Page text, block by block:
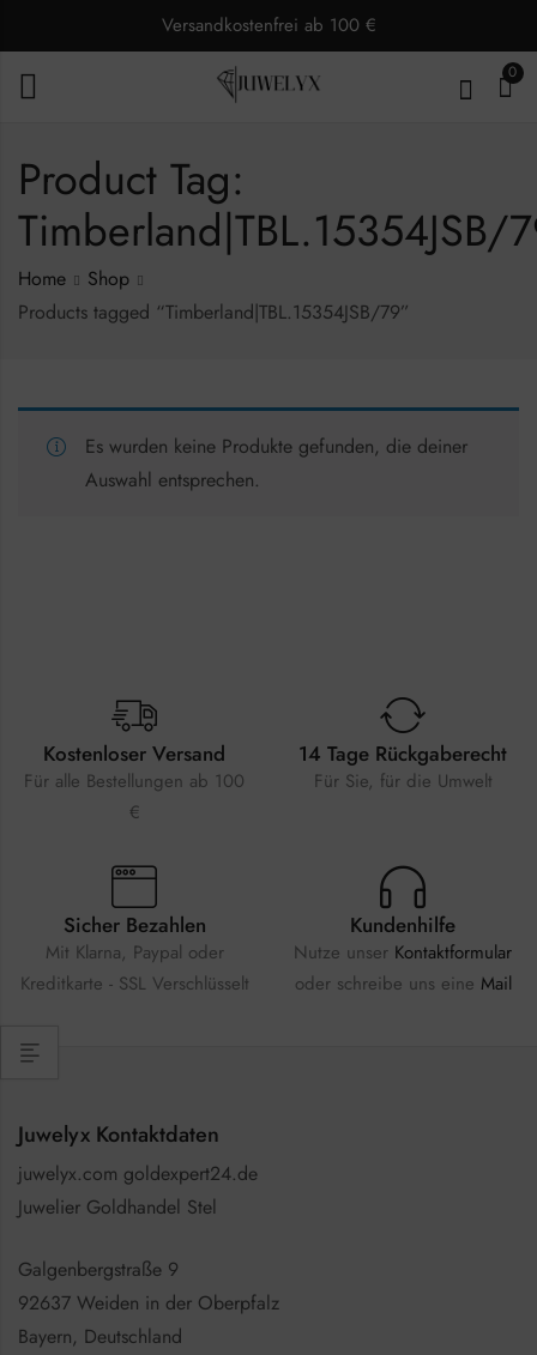
Versandkostenfrei ab 100 €
0
Product Tag:
Timberland|TBL.15354JSB/
Home
Shop
Products tagged “Timberland|TBL.15354JSB/79”
Es wurden keine Produkte gefunden, die deiner
Auswahl entsprechen.
Kostenloser Versand
Für alle Bestellungen ab 100
€
14 Tage Rückgaberecht
Für Sie, für die Umwelt
Sicher Bezahlen
Mit Klarna, Paypal oder
Kreditkarte - SSL Verschlüsselt
Kundenhilfe
Nutze unser Kontaktformular
oder schreibe uns eine Mail
Juwelyx Kontaktdaten
juwelyx.com goldexpert24.de
Juwelier Goldhandel Stel
Galgenbergstraße 9
92637 Weiden in der Oberpfalz
Bayern, Deutschland